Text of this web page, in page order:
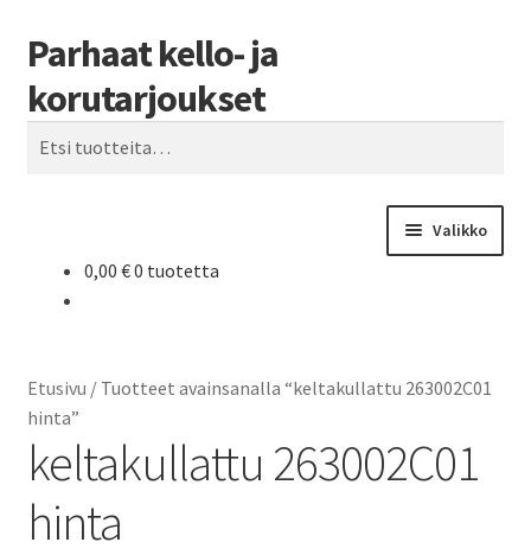
Siirry
navigointiin
Siirry
sisältöön
Parhaat kello- ja
korutarjoukset
Haku
Valikko
0,00 €0 tuotetta
Etusivu / Tuotteet avainsanalla “keltakullattu 263002C01
hinta”
keltakullattu 263002C01
hinta